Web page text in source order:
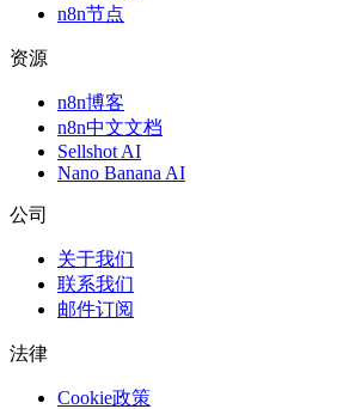
n8n节点
资源
n8n博客
n8n中文文档
Sellshot AI
Nano Banana AI
公司
关于我们
联系我们
邮件订阅
法律
Cookie政策